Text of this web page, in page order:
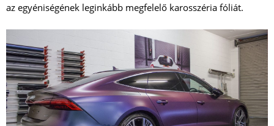
az egyéniségének leginkább megfelelő karosszéria fóliát.